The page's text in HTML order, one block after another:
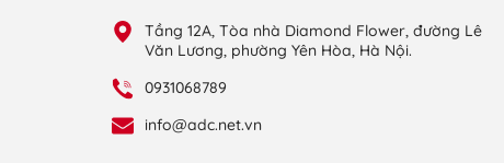
Tầng 12A, Tòa nhà Diamond Flower, đường Lê
Văn Lương, phường Yên Hòa, Hà Nội.
0931068789
info@adc.net.vn